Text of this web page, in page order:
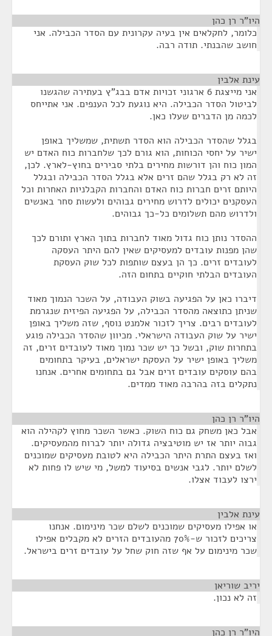
היו"ר רן כהן
כלומר, לחקלאים אין בעיה עקרונית עם הסדר הכבילה. אני
חושב שהבנתי. תודה רבה.
עינת אלבין
אני מייצגת 6 ארגוני זכויות אדם בבג"ץ בעתירה שהגשנו
לביטול הסדר הכבילה. היא נוגעת לכל הענפים. אני אתייחס
לכמה מן הדברים שעלו כאן.
בגלל שהסדר הכבילה הוא הסדר תשתית, שמשליך באופן
ישיר על יחסי הכוחות, הוא גורם לכך שלחברות כוח האדם יש
המון כוח והן דורשות מחירים בלתי סבירים בחוץ-לארץ. לכן,
זה לא רק בגלל שהם זרים אלא בגלל הסדר הכבילה ובגלל
היותם זרים חברות כוח האדם והחברות הקבלניות האחרות וכל
העסקנים יכולים לדרוש מחירים גבוהים ולעשות סחר באנשים
ולדרוש מהם תשלומים כל-כך גבוהים.
ההסדר נותן כוח גדול מאוד לחברות בתוך הארץ ותורם לכך
שהן מפנות עובדים למעסיקים שאין להם היתר העסקה
לעובדים זרים. כך הן בעצם שותפות לכל שוק העסקת
העובדים הבלתי חוקיים בתחום הזה.
דיברו כאן על הפגיעה בשוק העבודה, על השכר הנמוך מאוד
שניתן כתוצאה מהסדר הכבילה, על הפגיעה הפיזית שנגרמת
לעובדים רבים. צריך לזכור אלמנט נוסף, שזה משליך באופן
ישיר על שוק העבודה הישראלי. מכיוון שהסדר הכבילה פוגע
בתחרות שוק, ובשל כך יש שכר נמוך מאוד לעובדים זרים, זה
משליך באופן ישיר על העסקת ישראלים, בעיקר בתחומים
בהם עוסקים עובדים זרים אבל גם בתחומים אחרים. אנחנו
נתקלים בזה בהרבה מאוד ממדים.
היו"ר רן כהן
אבל כאן משחק גם כוח השוק. כאשר השכר מחוץ לקהילה הוא
גבוה יותר אז יש מוטיבציה גדולה יותר לברוח מהמעסיקים.
ואז בעצם התרת היתר הכבילה היא לטובת מעסיקים שמוכנים
לשלם יותר. לגבי אנשים בסיעוד למשל, מי שיש לו פחות לא
ירצו לעבוד אצלו.
עינת אלבין
או אפילו מעסיקים שמוכנים לשלם שכר מינימום. אנחנו
צריכים לזכור ש-70% מהעובדים הזרים לא מקבלים אפילו
שכר מינימום על אף שזה חוק שחל על עובדים זרים בישראל.
יריב שוריאן
זה לא נכון.
היו"ר רן כהן